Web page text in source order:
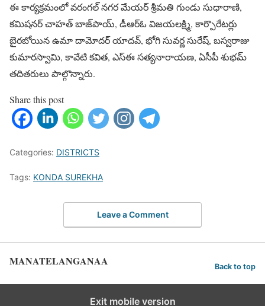
ఈ కార్యక్రమంలో వరంగల్ నగర మేయర్ శ్రీమతి గుండు సుధారాణి,
కమిషనర్ చాహత్ బాజ్‌పాయ్, డీఆర్‌ఓ విజయలక్ష్మి, కార్పొరేటర్లు
బైరబోయిన ఉమా దామోదర్ యాదవ్, భోగి సువర్ణ సురేష్, బస్వరాజు
కుమారస్వామి, కావేటి కవిత, ఎస్‌ఈ సత్యనారాయణ, ఏసీపీ శుభమ్
తదితరులు పాల్గొన్నారు.
Share this post
Categories: DISTRICTS
Tags: KONDA SUREKHA
Leave a Comment
MANATELANGANAA Back to top
Exit mobile version